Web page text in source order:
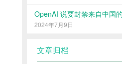
OpenAI 说要封禁来自中国
2024年7月9日
文章归档